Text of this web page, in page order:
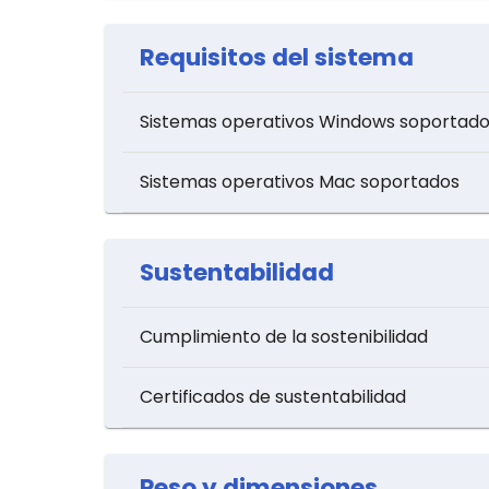
Requisitos del sistema
Sistemas operativos Windows
Sistemas operativos Mac soportados
Sustentabilidad
Cumplimiento de la sostenibilidad
Certificados de sustentabilidad